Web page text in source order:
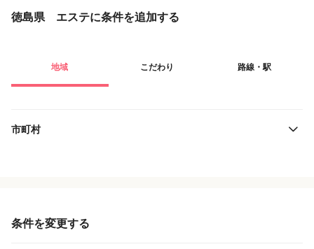
徳島県 エステに条件を追加する
地域 こだわり 路線・駅
市町村
条件を変更する